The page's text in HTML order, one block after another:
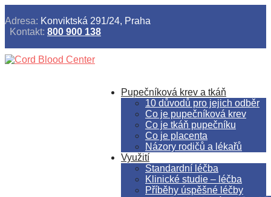
Adresa: Konviktská 291/24, Praha
Kontakt: 800 900 138
Pupečníková krev a tkáň
10 důvodů pro jejich odběr
Co je pupečníková krev
Co je tkáň pupečníku
Co je placenta
Názory rodičů a lékařů
Využití
Standardní léčba
Klinické studie – léčba
Příběhy úspěšné léčby